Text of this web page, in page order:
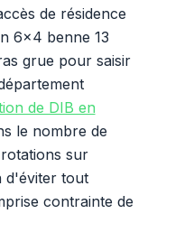
de résidence
6x4 benne 13
grue pour saisir
de DIB en
le nombre de
sur
d'éviter tout
contrainte de